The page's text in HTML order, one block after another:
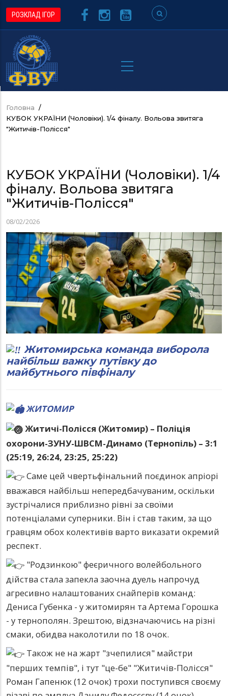
Перейти
основного
вмісту
РОЗКЛАД ІГОР
Рядок
навіґації
Головна /
КУБОК УКРАЇНИ (Чоловіки). 1/4 фіналу. Вольова звитяга
"Житичів-Полісся"
КУБОК УКРАЇНИ (Чоловіки). 1/4
фіналу. Вольова звитяга
"Житичів-Полісся"
08/02/2026
Житомирська команда виборола
найбільш важку путівку до
майбутнього півфіналу
ЖИТОМИР
Житичі-Полісся (Житомир) – Поліція
охорони-ЗУНУ-ШВСМ-Динамо (Тернопіль) – 3:1
(25:19, 26:24, 23:25, 25:22)
Саме цей чвертьфінальний поєдинок апріорі
вважався найбільш непередбачуваним, оскільки
зустрічалися приблизно рівні за своїми
потенціалами суперники. Він і став таким, за що
гравцям обох колективів варто виказати окремий
респект.
"Родзинкою" феєричного волейбольного
дійства стала запекла заочна дуель напрочуд
агресивно налаштованих снайперів команд:
Дениса Губенка - у житомирян та Артема Горошка
- у тернополян. Зрештою, відзначаючись на різні
смаки, обидва наколотили по 18 очок.
Також не на жарт "зчепилися" майстри
"перших темпів", і тут "це-бе" "Житичів-Полісся"
Роман Гапенюк (12 очок) трохи поступився своєму